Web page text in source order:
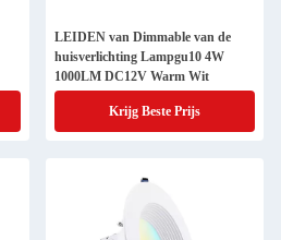
LEIDEN van Dimmable van de
huisverlichting Lampgu10 4W
1000LM DC12V Warm Wit
Krijg Beste Prijs